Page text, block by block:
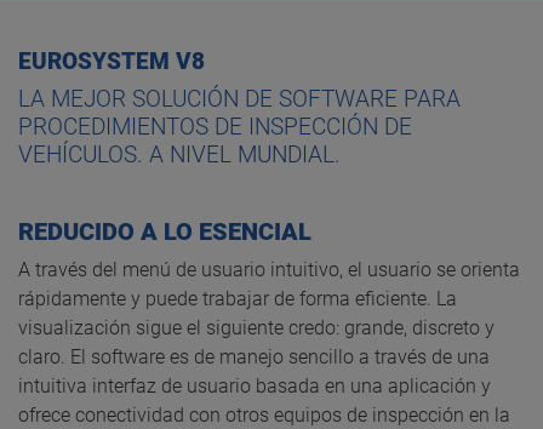
EUROSYSTEM V8
LA MEJOR SOLUCIÓN DE SOFTWARE PARA
PROCEDIMIENTOS DE INSPECCIÓN DE
VEHÍCULOS. A NIVEL MUNDIAL.
REDUCIDO A LO ESENCIAL
A través del menú de usuario intuitivo, el usuario se orienta
rápidamente y puede trabajar de forma eficiente. La
visualización sigue el siguiente credo: grande, discreto y
claro. El software es de manejo sencillo a través de una
intuitiva interfaz de usuario basada en una aplicación y
ofrece conectividad con otros equipos de inspección en la